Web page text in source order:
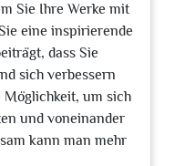
Sie Ihre Werke mit
eine inspirierende
dass Sie
sich verbessern
Möglichkeit, um sich
und voneinander
kann man mehr